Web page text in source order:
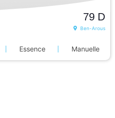
79 D
Ben-Arous
Essence Manuelle